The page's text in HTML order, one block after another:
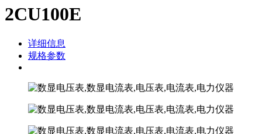
2CU100E
详细信息
规格参数